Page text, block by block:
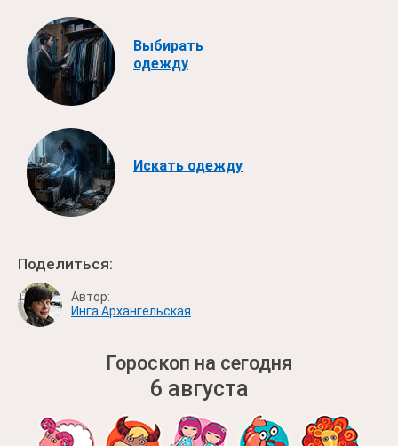
Выбирать
одежду
Искать одежду
Поделиться:
Автор:
Инга Архангельская
Гороскоп на сегодня
6 августа